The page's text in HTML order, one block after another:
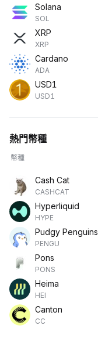
Solana
SOL
XRP
XRP
Cardano
ADA
USD1
USD1
熱門幣種
幣種
Cash Cat
CASHCAT
Hyperliquid
HYPE
Pudgy Penguins
PENGU
Pons
PONS
Heima
HEI
Canton
CC